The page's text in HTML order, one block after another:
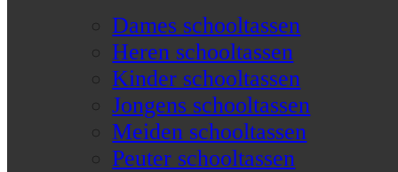
Dames schooltassen
Heren schooltassen
Kinder schooltassen
Jongens schooltassen
Meiden schooltassen
Peuter schooltassen